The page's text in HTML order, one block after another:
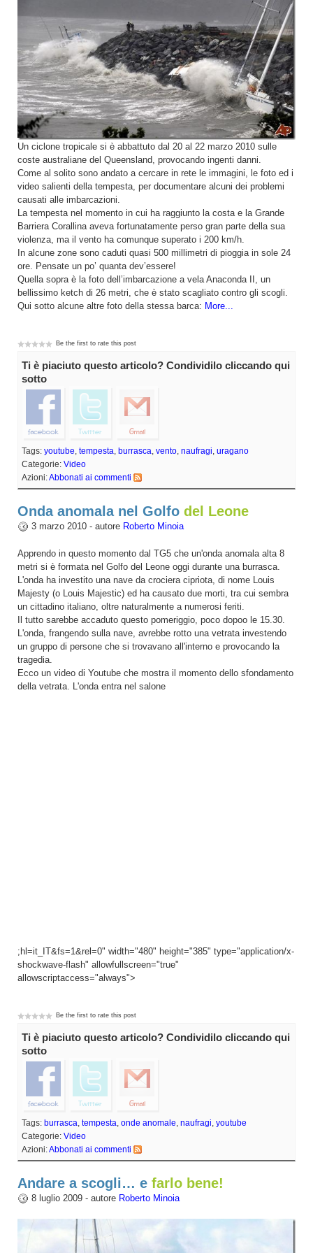
Un ciclone tropicale si è abbattuto dal 20 al 22 marzo 2010 sulle
coste australiane del Queensland, provocando ingenti danni.
Come al solito sono andato a cercare in rete le immagini, le foto ed i
video salienti della tempesta, per documentare alcuni dei problemi
causati alle imbarcazioni.
La tempesta nel momento in cui ha raggiunto la costa e la Grande
Barriera Corallina aveva fortunatamente perso gran parte della sua
violenza, ma il vento ha comunque superato i 200 km/h.
In alcune zone sono caduti quasi 500 millimetri di pioggia in sole 24
ore. Pensate un po’ quanta dev’essere!
Quella sopra è la foto dell’imbarcazione a vela Anaconda II, un
bellissimo ketch di 26 metri, che è stato scagliato contro gli scogli.
Qui sotto alcune altre foto della stessa barca: More...
Be the first to rate this post
Ti è piaciuto questo articolo? Condividilo cliccando qui
sotto
Tags: youtube tempesta burrasca vento naufragi uragano
Categorie: Video
Azioni:Abbonati ai commenti
Onda anomala nel Golfo del Leone
3 marzo 2010 - autore Roberto Minoia
Apprendo in questo momento dal TG5 che un'onda anomala alta 8
metri si è formata nel Golfo del Leone oggi durante una burrasca.
L'onda ha investito una nave da crociera cipriota, di nome Louis
Majesty (o Louis Majestic) ed ha causato due morti, tra cui sembra
un cittadino italiano, oltre naturalmente a numerosi feriti.
Il tutto sarebbe accaduto questo pomeriggio, poco dopoo le 15.30.
L'onda, frangendo sulla nave, avrebbe rotto una vetrata investendo
un gruppo di persone che si trovavano all'interno e provocando la
tragedia.
Ecco un video di Youtube che mostra il momento dello sfondamento
della vetrata. L'onda entra nel salone
;hl=it_IT&fs=1&rel=0" width="480" height="385" type="application/x-
shockwave-flash" allowfullscreen="true"
allowscriptaccess="always">
Be the first to rate this post
Ti è piaciuto questo articolo? Condividilo cliccando qui
sotto
Tags: burrasca tempesta onde anomale naufragi youtube
Categorie: Video
Azioni:Abbonati ai commenti
Andare a scogli… e farlo bene!
8 luglio 2009 - autore Roberto Minoia